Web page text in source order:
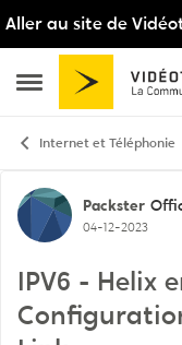
Aller au site de
Ouvrir Menu Latéral
Passer au
Internet et Téléphonie
Packster
04-12-2023
IPV6 - Helix